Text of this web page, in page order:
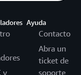
y
Ayuda
Contacto
Abra un
ticket de
soporte